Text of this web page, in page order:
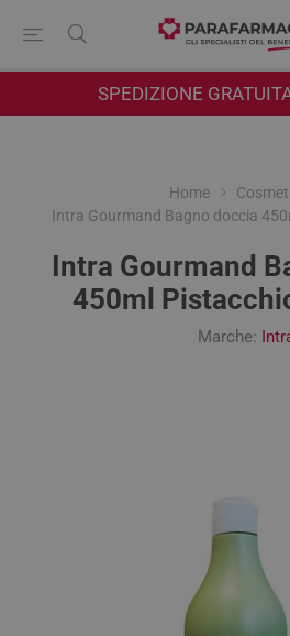
SPEDIZIONE
Home
Intra Gourmand Bagno doccia
Intra Gourmand
450ml
Marche: